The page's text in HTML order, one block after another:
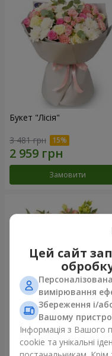
Букет "Лісія"
3 481 грн
Замовити
Букет "Еритрея"
4 227 грн
Цей сайт
вимірювання
Збереження і/
Вашому
Інформація з Вашого
cookie та унікальні